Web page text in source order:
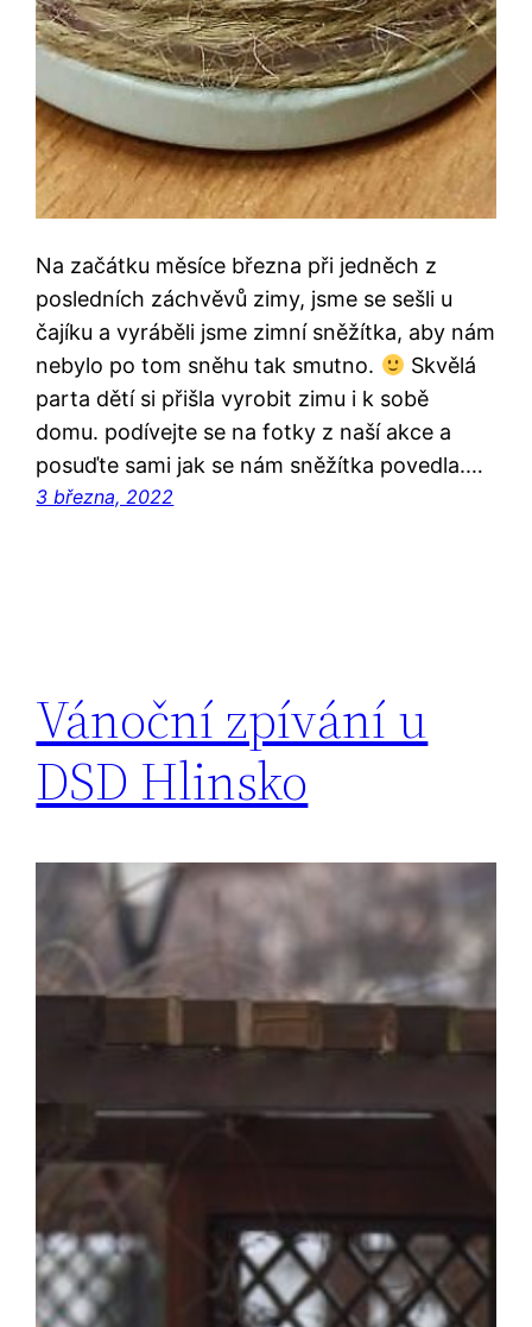
Na začátku měsíce března při jedněch z
posledních záchvěvů zimy, jsme se sešli u
čajíku a vyráběli jsme zimní sněžítka, aby nám
nebylo po tom sněhu tak smutno.
Skvělá
parta dětí si přišla vyrobit zimu i k sobě
domu. podívejte se na fotky z naší akce a
posuďte sami jak se nám sněžítka povedla.…
3 března, 2022
Vánoční zpívání u
DSD Hlinsko